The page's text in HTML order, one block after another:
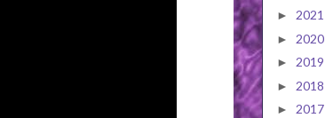
► 2021
► 2020
► 2019
► 2018
► 2017